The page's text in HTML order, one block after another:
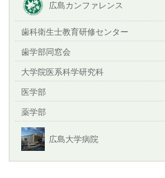
広島カンファレンス
歯科衛生士教育研修センター
歯学部同窓会
大学院医系科学研究科
医学部
薬学部
広島大学病院